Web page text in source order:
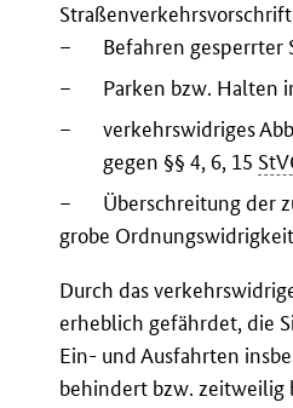
–
Befahren gesperrter
–
Parken bzw. Halten
–
verkehrswidriges
gegen §§ 4, 6, 15
–
Überschreitung der
grobe
Durch das
erheblich gefährdet, die
Ein- und Ausfahrten
behindert bzw. zeitweilig